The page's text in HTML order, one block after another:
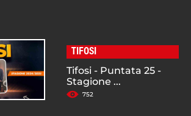
TIFOSI
Tifosi - Puntata 25 -
Stagione ...
752